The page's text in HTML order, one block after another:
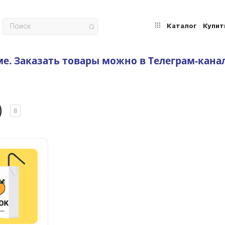
Каталог
Заказать товары можно в Телеграм-
8